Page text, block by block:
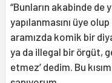
“Bunların akabinde de
yapılanmasını üye
aramızda komik bir
ya da illegal bir örgüt,
etmez’ dedim. Bu